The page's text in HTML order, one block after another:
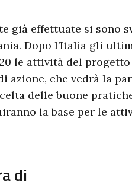
già effettuate si sono
Dopo l’Italia gli
le attività del
azione, che vedrà la
delle buone
la base per le
di